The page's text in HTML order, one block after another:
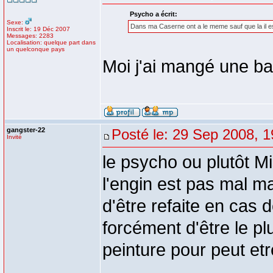
Sexe:
Inscrit le: 19 Déc 2007
Messages: 2283
Localisation: quelque part dans
un quelconque pays
Psycho a écrit:
Dans ma Caserne ont a le meme sauf que la il
Moi j'ai mangé une
gangster-22
Invité Posté le: 29 Sep 2008,
le psycho ou plutôt
l'engin est pas mal
d'être refaite en cas
forcément d'être le
peinture pour peut